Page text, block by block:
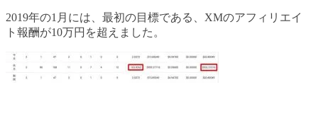
2019年の1月には、最初の目標である、XMのアフィリエイ
ト報酬が10万円を超えました。